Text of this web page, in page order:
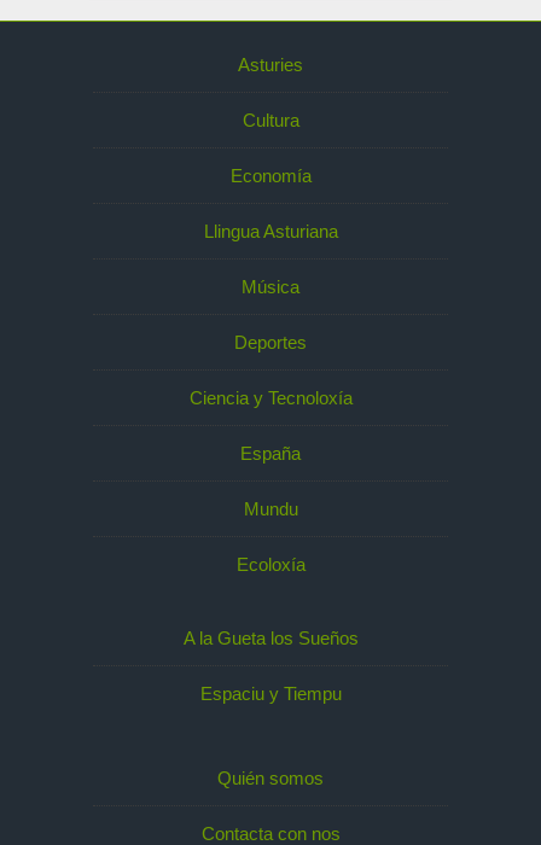
Asturies
Cultura
Economía
Llingua Asturiana
Música
Deportes
Ciencia y Tecnoloxía
España
Mundu
Ecoloxía
A la Gueta los Sueños
Espaciu y Tiempu
Quién somos
Contacta con nos